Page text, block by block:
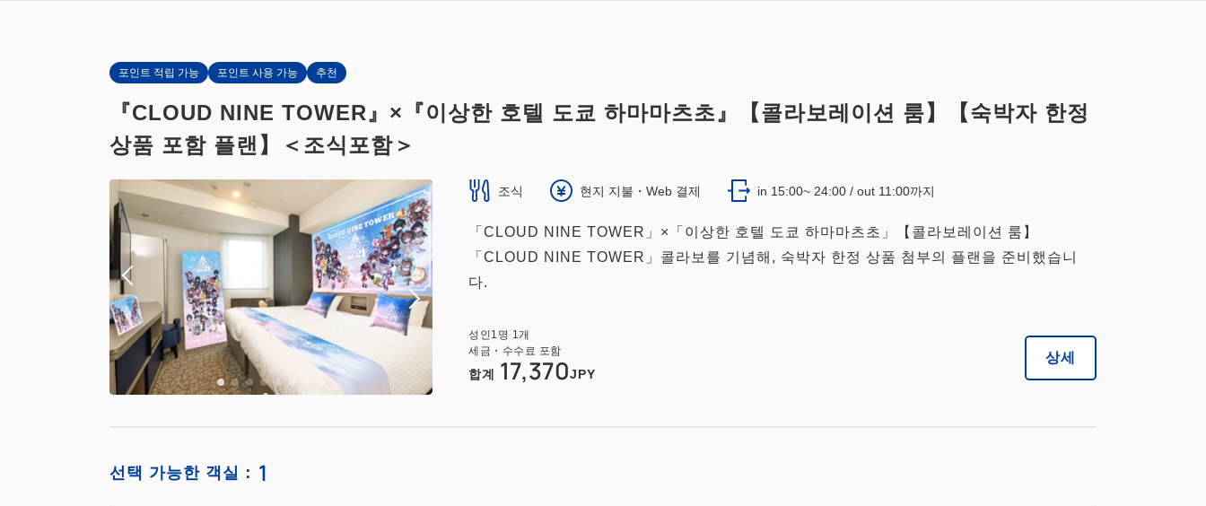
포인트 적립 가능 포인트 사용 가능 추천
『CLOUD NINE TOWER』×『이상한 호텔 도쿄 하마마츠초』【콜라보레이션 룸】【숙박자 한정
상품 포함 플랜】＜조식포함＞
조식 현지 지불・Web 결제 in 15:00~ 24:00 / out 11:00까지
「CLOUD NINE TOWER」×「이상한 호텔 도쿄 하마마츠초」【콜라보레이션 룸】
「CLOUD NINE TOWER」콜라보를 기념해, 숙박자 한정 상품 첨부의 플랜을 준비했습니
다.
성인 1 명 1개
세금・수수료 포함
합계 17,370JPY
상세
선택 가능한 객실： 1